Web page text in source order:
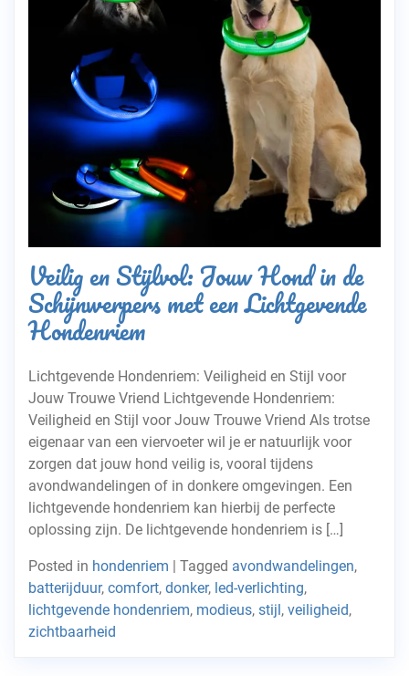
Veilig en Stijlvol: Jouw Hond in de
Schijnwerpers met een Lichtgevende
Hondenriem
Lichtgevende Hondenriem: Veiligheid en Stijl voor
Jouw Trouwe Vriend Lichtgevende Hondenriem:
Veiligheid en Stijl voor Jouw Trouwe Vriend Als trotse
eigenaar van een viervoeter wil je er natuurlijk voor
zorgen dat jouw hond veilig is, vooral tijdens
avondwandelingen of in donkere omgevingen. Een
lichtgevende hondenriem kan hierbij de perfecte
oplossing zijn. De lichtgevende hondenriem is […]
Posted in hondenriem | Tagged avondwandelingen,
batterijduur, comfort, donker, led-verlichting,
lichtgevende hondenriem, modieus, stijl, veiligheid,
zichtbaarheid